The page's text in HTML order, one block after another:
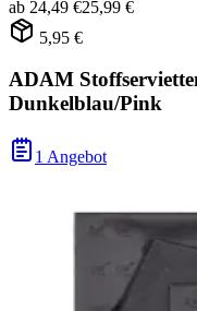
ab 24,49 €25,99 €
5,95 €
ADAM
Dunkelblau/Pink
1 Angebot